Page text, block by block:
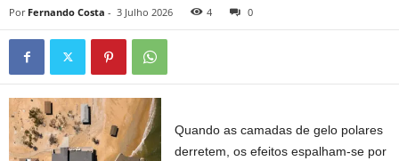
Por Fernando Costa - 3 Julho 2026 4 0
Quando as camadas de gelo polares
derretem, os efeitos espalham-se por